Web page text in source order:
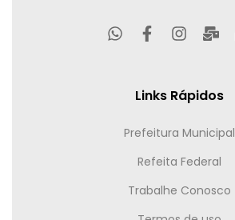
Links Rápidos
Prefeitura Municipal
Refeita Federal
Trabalhe Conosco